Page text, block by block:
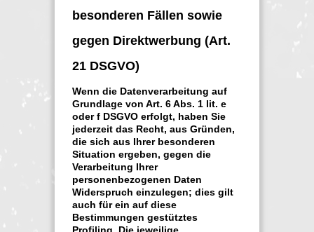
besonderen Fällen sowie
gegen Direktwerbung (Art.
21 DSGVO)
Wenn die Datenverarbeitung auf
Grundlage von Art. 6 Abs. 1 lit. e
oder f DSGVO erfolgt, haben Sie
jederzeit das Recht, aus Gründen,
die sich aus Ihrer besonderen
Situation ergeben, gegen die
Verarbeitung Ihrer
personenbezogenen Daten
Widerspruch einzulegen; dies gilt
auch für ein auf diese
Bestimmungen gestütztes
Profiling. Die jeweilige